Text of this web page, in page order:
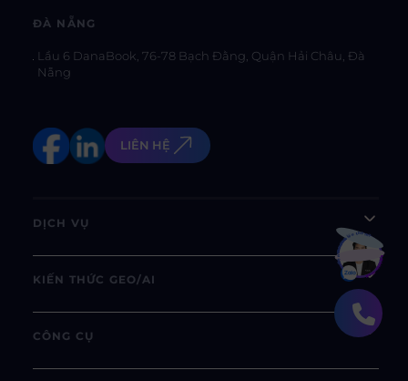
ĐÀ NẴNG
Lầu 6 DanaBook, 76-78 Bạch Đằng, Quận Hải Châu, Đà
Nẵng
LIÊN HỆ
DỊCH VỤ
KIẾN THỨC GEO/AI
CÔNG CỤ
Bạn muốn hiểu thêm?Xem chi tiết